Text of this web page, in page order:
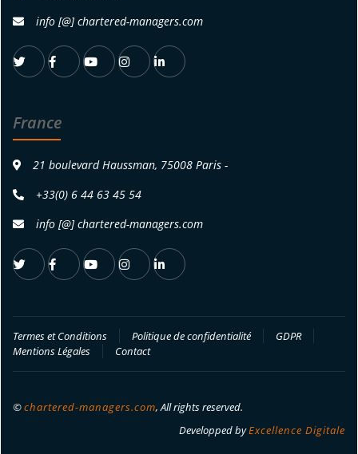
info [@] chartered-managers.com
France
21 boulevard Haussman, 75008 Paris -
+33(0) 6 44 63 45 54
info [@] chartered-managers.com
Termes et Conditions Politique de confidentialité
GDPR
Mentions Légales
Contact
©chartered-managers.com, All rights reserved.
Developped byExcellence Digitale